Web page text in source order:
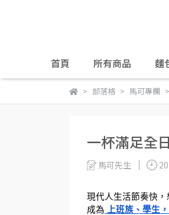
首頁 所有商品 麵
部落格 馬可專欄
一杯滿足全
馬可先生
現代人生活節奏快
成為
上班族、學生